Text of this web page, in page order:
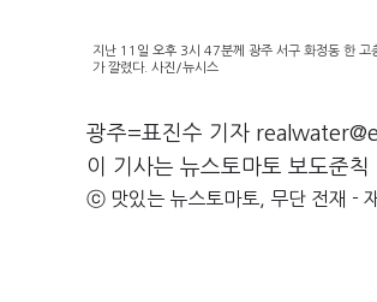
지난 11일 오후 3시 47분께 광주 서구 화정동 한 고
가 깔렸다. 사진/뉴시스
광주=표진수 기자
이 기사는 뉴스토마토 보도준
ⓒ 맛있는 뉴스토마토, 무단 전재 -